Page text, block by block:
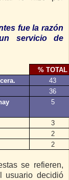
fue la razón
servicio de
% TOTAL
43
36
5
3
2
2
se refieren,
usuario decidió